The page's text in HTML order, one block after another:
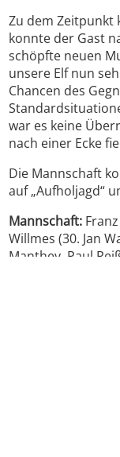
Zu dem Zeitpunkt
konnte der Gast
schöpfte neuen
unsere Elf nun
Chancen des
war es keine
nach einer Ecke
Die Mannschaft
auf „Aufholjagd“
Mannschaft:
Willmes (30. Jan
Manthey, Paul